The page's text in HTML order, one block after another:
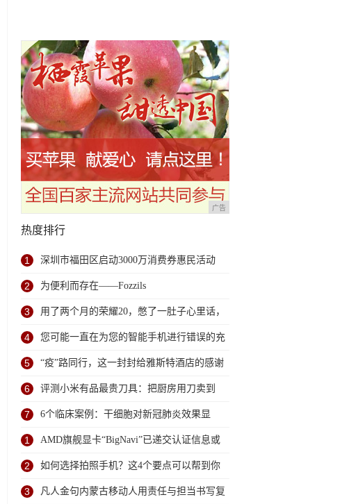
广告
热度排行
1 深圳市福田区启动3000万消费券惠民活动
2 为便利而存在——Fozzils
3 用了两个月的荣耀20，憋了一肚子心里话，
今天终于一吐为快
4 您可能一直在为您的智能手机进行错误的充
电方式
5 “疫”路同行，这一封封给雅斯特酒店的感谢
信让人热泪盈眶！
6 评测小米有品最贵刀具：把厨房用刀卖到
999元的秘密
7 6个临床案例：干细胞对新冠肺炎效果显
著，或可在全球扩大研究
1 AMD旗舰显卡“BigNavi”已递交认证信息或
将3月发布
2 如何选择拍照手机？这4个要点可以帮到你
3 凡人金句内蒙古移动人用责任与担当书写复